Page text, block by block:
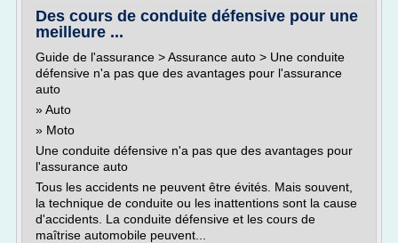
Des cours de conduite défensive pour une
meilleure ...
Guide de l'assurance > Assurance auto > Une conduite
défensive n'a pas que des avantages pour l'assurance
auto
» Auto
» Moto
Une conduite défensive n'a pas que des avantages pour
l'assurance auto
Tous les accidents ne peuvent être évités. Mais souvent,
la technique de conduite ou les inattentions sont la cause
d'accidents. La conduite défensive et les cours de
maîtrise automobile peuvent...